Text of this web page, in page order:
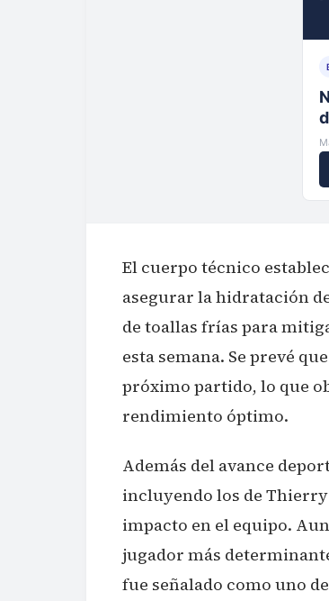
El cuerpo técnico
asegurar la hidratación
de toallas frías para
esta semana. Se prevé
próximo partido, lo que
rendimiento óptimo.
Además del avance
incluyendo los de
impacto en el equipo.
jugador más
fue señalado como uno